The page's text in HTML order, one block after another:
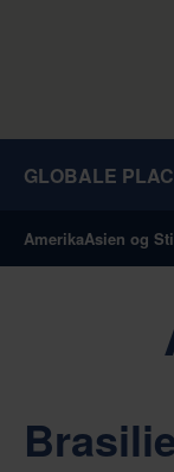
GLOBALE
AmerikaAsien og